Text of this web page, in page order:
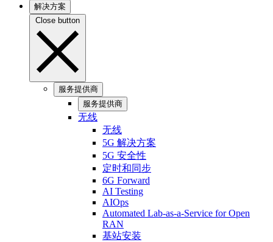
解决方案
Close button
服务提供商
服务提供商
无线
无线
5G 解决方案
5G 安全性
定时和同步
6G Forward
AI Testing
AIOps
Automated Lab-as-a-Service for Open
RAN
基站安装